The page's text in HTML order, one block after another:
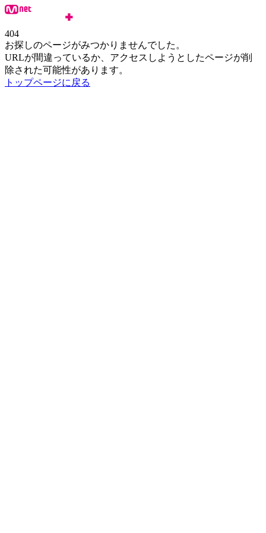
404
お探しのページがみつかりませんでした。
URLが間違っているか、アクセスしようとしたページが削
除された可能性があります。
トップページに戻る